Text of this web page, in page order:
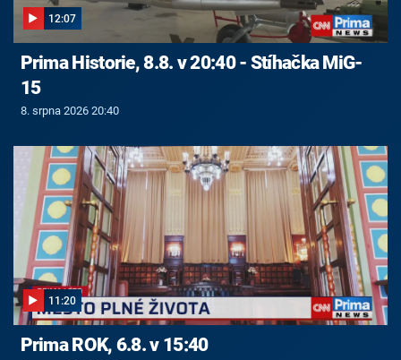
12:07
Prima Historie, 8.8. v 20:40 - Stíhačka MiG-
15
8. srpna 2026 20:40
11:20
Prima ROK, 6.8. v 15:40